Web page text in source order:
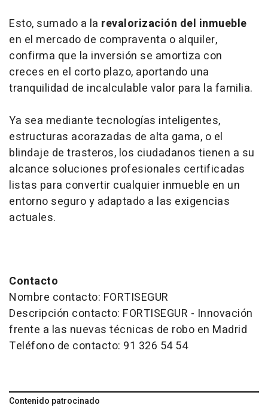
Esto, sumado a la revalorización del inmueble
en el mercado de compraventa o alquiler,
confirma que la inversión se amortiza con
creces en el corto plazo, aportando una
tranquilidad de incalculable valor para la familia.
Ya sea mediante tecnologías inteligentes,
estructuras acorazadas de alta gama, o el
blindaje de trasteros, los ciudadanos tienen a su
alcance soluciones profesionales certificadas
listas para convertir cualquier inmueble en un
entorno seguro y adaptado a las exigencias
actuales.
Contacto
Nombre contacto: FORTISEGUR
Descripción contacto: FORTISEGUR - Innovación
frente a las nuevas técnicas de robo en Madrid
Teléfono de contacto: 91 326 54 54
Contenido patrocinado